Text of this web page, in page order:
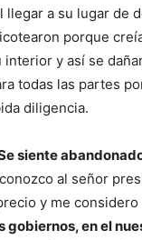
llegar a su lugar de
porque
y así se
todas las partes
diligencia.
siente
al señor
y me
gobiernos, en el